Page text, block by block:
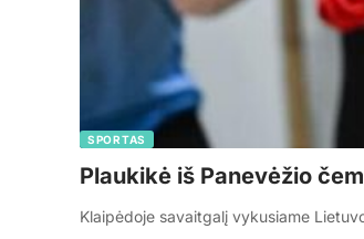
SPORTAS
Plaukikė iš Panevėžio
Klaipėdoje savaitgalį vykusiame